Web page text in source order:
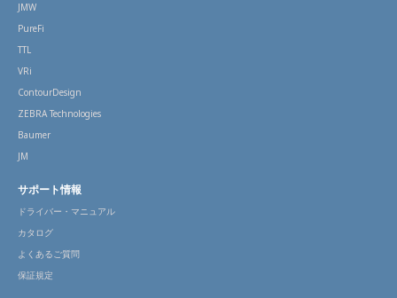
JMW
PureFi
TTL
VRi
ContourDesign
ZEBRA Technologies
Baumer
JM
サポート情報
ドライバー・マニュアル
カタログ
よくあるご質問
保証規定